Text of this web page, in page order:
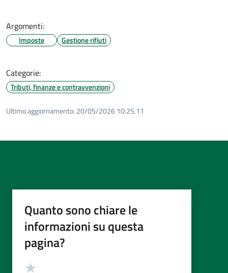
Argomenti:
Imposte Gestione rifiuti
Categorie:
Tributi, finanze e contravvenzioni
Ultimo aggiornamento: 20/05/2026 10:25.11
Quanto sono chiare le
informazioni su questa
pagina?
Valutazione